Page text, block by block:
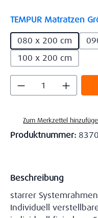
TEMPUR Matratzen
080 x 200 cm
100 x 200 cm
Produkt
Zum Merkzettel
Produktnummer:
Beschreibung
starrer
Individuell